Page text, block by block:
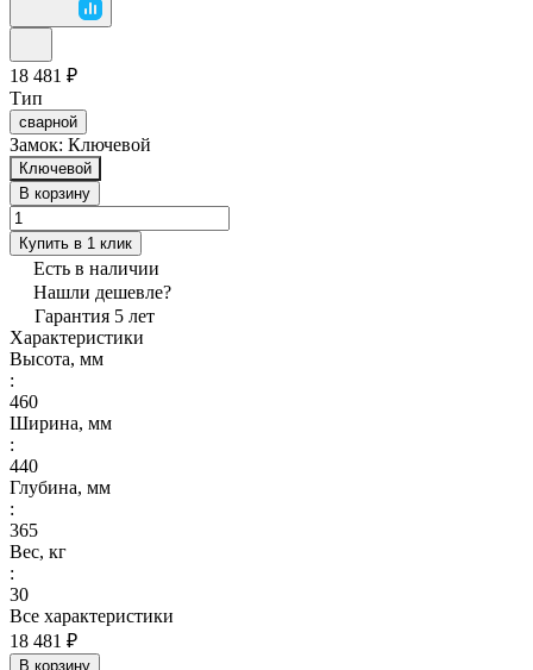
18 481 ₽
Тип
сварной
Замок: Ключевой
Ключевой
В корзину
Купить в 1 клик
Есть в наличии
Нашли дешевле?
Гарантия 5 лет
Характеристики
Высота, мм
:
460
Ширина, мм
:
440
Глубина, мм
:
365
Вес, кг
:
30
Все характеристики
18 481 ₽
В корзину